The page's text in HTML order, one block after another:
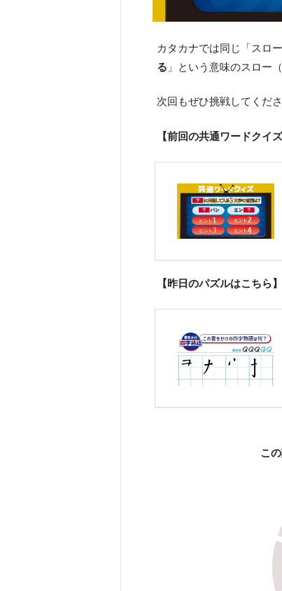
カタカナでは同じ「スロ
る 」という意味のスロー
次回もぜひ挑戦してくださ
【前回の共通ワードクイ
【昨日のパズルはこちら】
こ